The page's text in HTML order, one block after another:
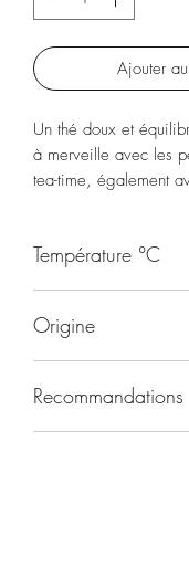
Ajouter
Un thé doux et
à merveille avec les
tea-time, également
Température °C
Origine
Recommandations